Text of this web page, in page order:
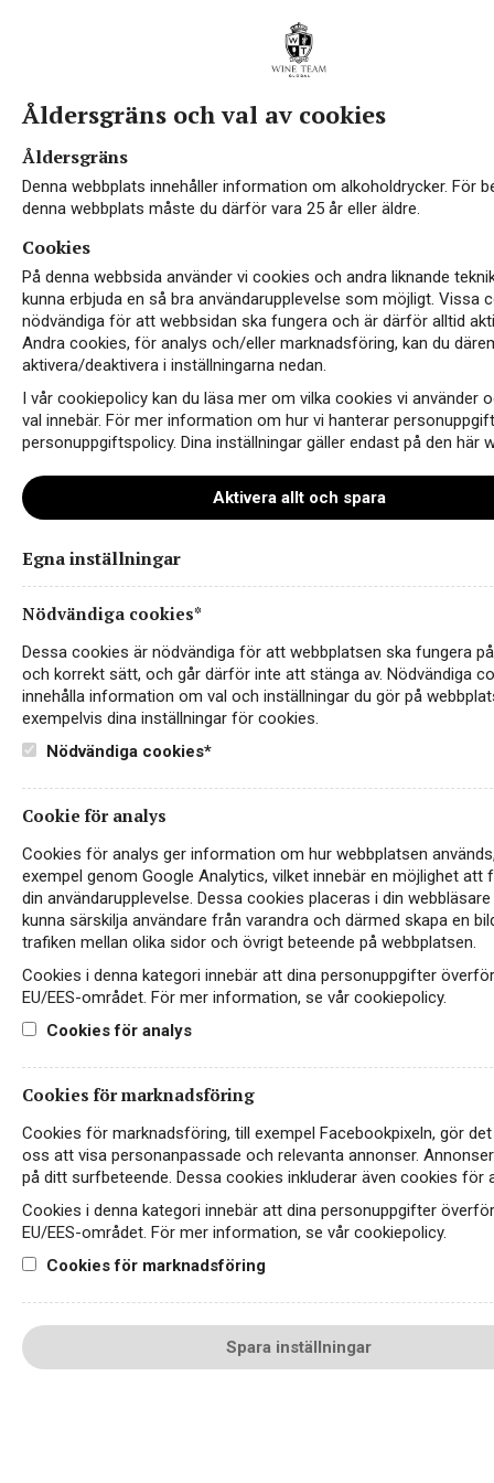
Instagram
Facebook
Kontakt
Sekretess- & Cookiepolicy
Personuppgiftspolicy
English
Åldersgräns och val av cookies
Åldersgräns
Denna webbplats innehåller information om alkoholdrycker. För
denna webbplats måste du därför vara 25 år eller äldre.
Cookies
På denna webbsida använder vi cookies och andra liknande
kunna erbjuda en så bra användarupplevelse som möjligt. Vissa
nödvändiga för att webbsidan ska fungera och är därför alltid
Andra cookies, för analys och/eller marknadsföring, kan du
aktivera/deaktivera i inställningarna nedan.
I vår cookiepolicy kan du läsa mer om vilka cookies vi använder
val innebär. För mer information om hur vi hanterar
personuppgiftspolicy. Dina inställningar gäller endast på den här
Aktivera allt och spara
Egna inställningar
Nödvändiga cookies*
Dessa cookies är nödvändiga för att webbplatsen ska fungera
och korrekt sätt, och går därför inte att stänga av. Nödvändiga
innehålla information om val och inställningar du gör på
exempelvis dina inställningar för cookies.
Nödvändiga cookies*
Cookie för analys
Cookies för analys ger information om hur webbplatsen
exempel genom Google Analytics, vilket innebär en möjlighet att
din användarupplevelse. Dessa cookies placeras i din
kunna särskilja användare från varandra och därmed skapa en
trafiken mellan olika sidor och övrigt beteende på webbplatsen.
Cookies i denna kategori innebär att dina personuppgifter
EU/EES-området. För mer information, se vår cookiepolicy.
Cookies för analys
Cookies för marknadsföring
Cookies för marknadsföring, till exempel Facebookpixeln, gör
oss att visa personanpassade och relevanta annonser.
på ditt surfbeteende. Dessa cookies inkluderar även cookies för
Cookies i denna kategori innebär att dina personuppgifter
EU/EES-området. För mer information, se vår cookiepolicy.
Cookies för marknadsföring
Spara inställningar